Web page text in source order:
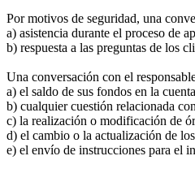
Por motivos de seguridad, una
a) asistencia durante el proceso de
b) respuesta a las preguntas de los
Una conversación con el
a) el saldo de sus fondos en la
b) cualquier cuestión relacionada
c) la realización o modificación de
d) el cambio o la actualización de
e) el envío de instrucciones para el